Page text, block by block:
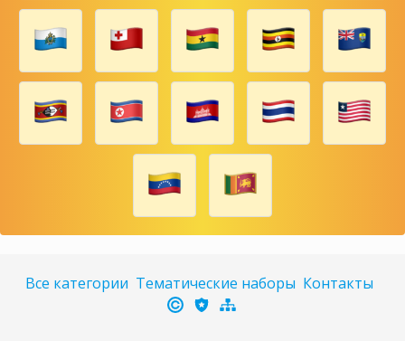
Все категории Тематические наборы Контакты